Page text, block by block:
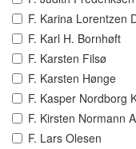
F. Karina Lorentzen
F. Karl H. Bornhøft
F. Karsten Filsø
F. Karsten Hønge
F. Kasper Nordborg
F. Kirsten Normann
F. Lars Olesen